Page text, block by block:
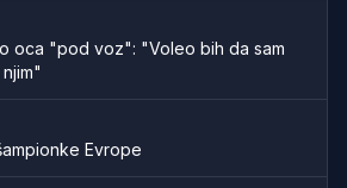
oca "pod voz": "Voleo bih da sam
Evrope